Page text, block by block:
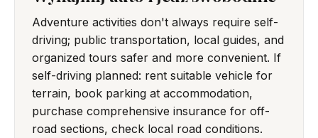
Adventure activities don't always require self-
driving; public transportation, local guides, and
organized tours safer and more convenient. If
self-driving planned: rent suitable vehicle for
terrain, book parking at accommodation,
purchase comprehensive insurance for off-
road sections, check local road conditions.